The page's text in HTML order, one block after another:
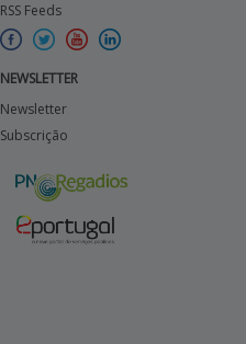
RSS Feeds
NEWSLETTER
Newsletter
Subscrição